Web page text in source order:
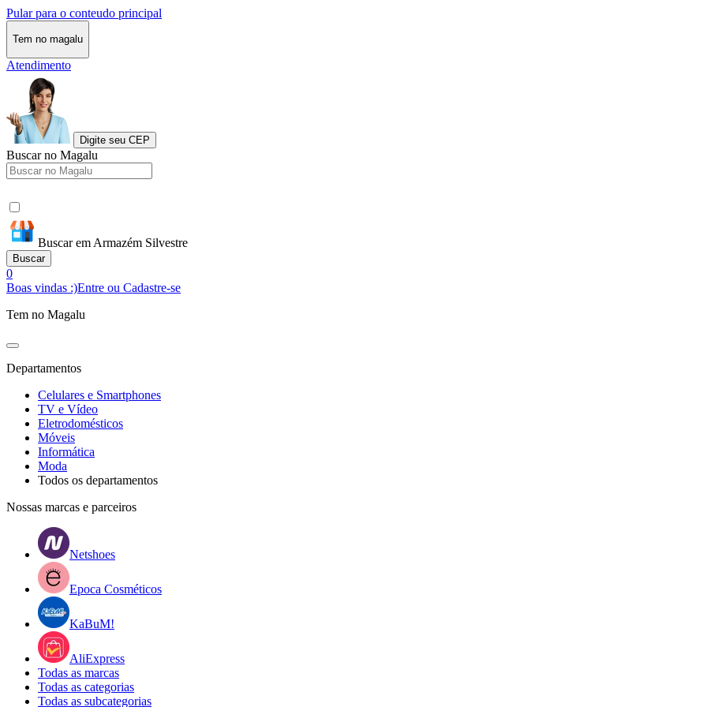
Pular para o conteudo principal
Tem no magalu
Atendimento
Digite seu CEP
Buscar no Magalu
Buscar em Armazém Silvestre
Buscar
0
Boas vindas :)Entre ou Cadastre-se
Tem no Magalu
Departamentos
Celulares e Smartphones
TV e Vídeo
Eletrodomésticos
Móveis
Informática
Moda
Todos os departamentos
Nossas marcas e parceiros
Netshoes
Epoca Cosméticos
KaBuM!
AliExpress
Todas as marcas
Todas as categorias
Todas as subcategorias